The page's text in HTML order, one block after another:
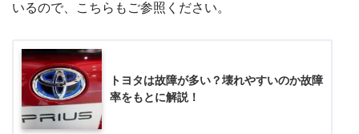
いるので、こちらもご参照ください。
トヨタは故障が多い？壊れやすいのか故障
率をもとに解説！